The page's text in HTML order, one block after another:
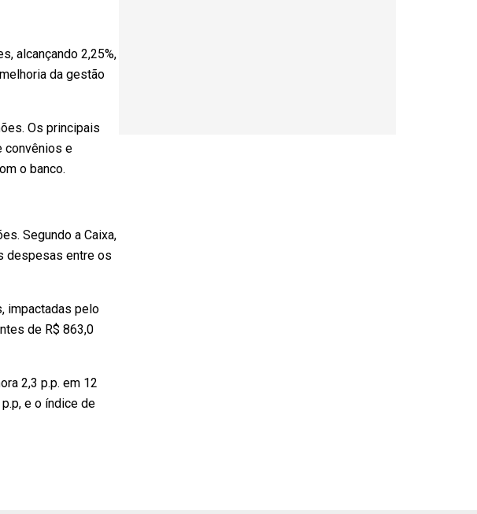
alcançando 2,25%,
da gestão
Os principais
convênios e
o banco.
Segundo a Caixa,
despesas entre os
impactadas pelo
de R$ 863,0
2,3 p.p. em 12
e o índice de